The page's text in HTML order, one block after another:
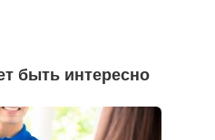
быть интересно